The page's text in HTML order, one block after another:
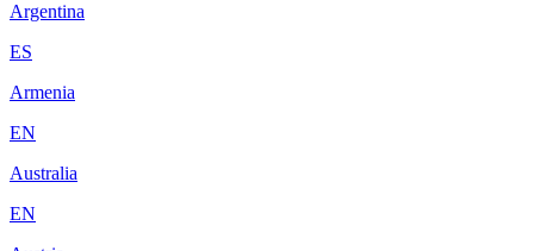
Argentina
ES
Armenia
EN
Australia
EN